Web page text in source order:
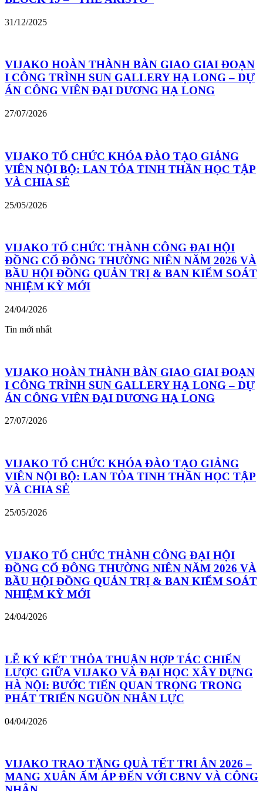
31/12/2025
VIJAKO HOÀN THÀNH BÀN GIAO GIAI ĐOẠN
I CÔNG TRÌNH SUN GALLERY HẠ LONG – DỰ
ÁN CÔNG VIÊN ĐẠI DƯƠNG HẠ LONG
27/07/2026
VIJAKO TỔ CHỨC KHÓA ĐÀO TẠO GIẢNG
VIÊN NỘI BỘ: LAN TỎA TINH THẦN HỌC TẬP
VÀ CHIA SẺ
25/05/2026
VIJAKO TỔ CHỨC THÀNH CÔNG ĐẠI HỘI
ĐỒNG CỔ ĐÔNG THƯỜNG NIÊN NĂM 2026 VÀ
BẦU HỘI ĐỒNG QUẢN TRỊ & BAN KIỂM SOÁT
NHIỆM KỲ MỚI
24/04/2026
Tin mới nhất
VIJAKO HOÀN THÀNH BÀN GIAO GIAI ĐOẠN
I CÔNG TRÌNH SUN GALLERY HẠ LONG – DỰ
ÁN CÔNG VIÊN ĐẠI DƯƠNG HẠ LONG
27/07/2026
VIJAKO TỔ CHỨC KHÓA ĐÀO TẠO GIẢNG
VIÊN NỘI BỘ: LAN TỎA TINH THẦN HỌC TẬP
VÀ CHIA SẺ
25/05/2026
VIJAKO TỔ CHỨC THÀNH CÔNG ĐẠI HỘI
ĐỒNG CỔ ĐÔNG THƯỜNG NIÊN NĂM 2026 VÀ
BẦU HỘI ĐỒNG QUẢN TRỊ & BAN KIỂM SOÁT
NHIỆM KỲ MỚI
24/04/2026
LỄ KÝ KẾT THỎA THUẬN HỢP TÁC CHIẾN
LƯỢC GIỮA VIJAKO VÀ ĐẠI HỌC XÂY DỰNG
HÀ NỘI: BƯỚC TIẾN QUAN TRỌNG TRONG
PHÁT TRIỂN NGUỒN NHÂN LỰC
04/04/2026
VIJAKO TRAO TẶNG QUÀ TẾT TRI ÂN 2026 –
MANG XUÂN ẤM ÁP ĐẾN VỚI CBNV VÀ CÔNG